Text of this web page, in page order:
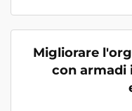
Migliorare
con armadi